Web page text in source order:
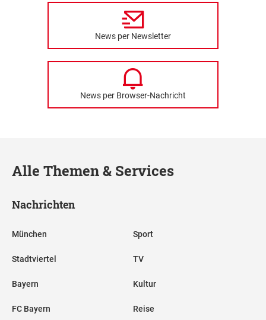
News per Newsletter
News per Browser-Nachricht
Alle Themen & Services
Nachrichten
München
Stadtviertel
Bayern
FC Bayern
Sport
TV
Kultur
Reise